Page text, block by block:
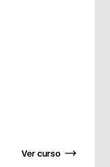
Ver curso